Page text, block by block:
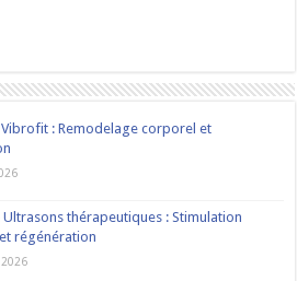
Vibrofit : Remodelage corporel et
Ultrasons thérapeutiques : Stimulation
régénération